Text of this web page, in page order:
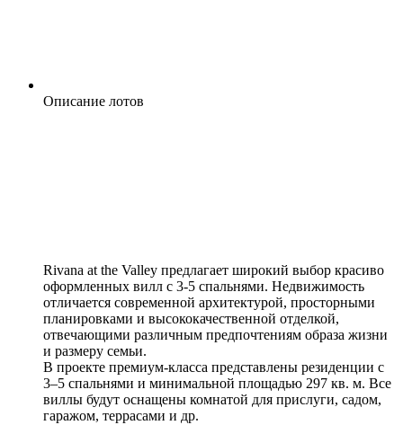
Описание лотов
Rivana at the Valley предлагает широкий выбор красиво
оформленных вилл с 3-5 спальнями. Недвижимость
отличается современной архитектурой, просторными
планировками и высококачественной отделкой,
отвечающими различным предпочтениям образа жизни
и размеру семьи.
В проекте премиум-класса представлены резиденции с
3–5 спальнями и минимальной площадью 297 кв. м. Все
виллы будут оснащены комнатой для прислуги, садом,
гаражом, террасами и др.